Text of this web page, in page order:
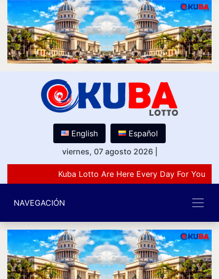
English
Español
viernes, 07 agosto 2026
Kuba Lotto Are Here Every Day For You
NAVEGACIÓN